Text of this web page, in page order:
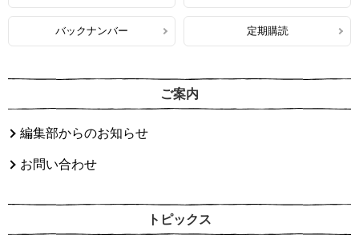
バックナンバー 定期購読
ご案内
編集部からのお知らせ
お問い合わせ
トピックス